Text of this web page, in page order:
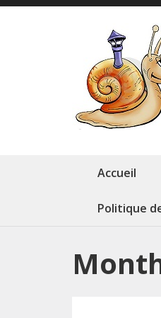
Skip
Accueil
Politique